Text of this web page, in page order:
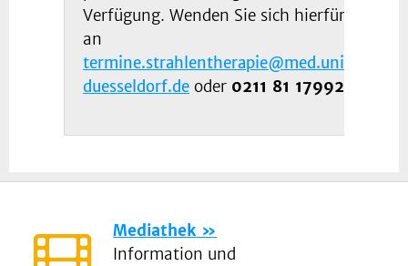
Verfügung. Wenden Sie sich hierfür
an
termine.strahlentherapie@med.uni-
duesseldorf.de oder 0211 81 17992.
Mediathek
Information und